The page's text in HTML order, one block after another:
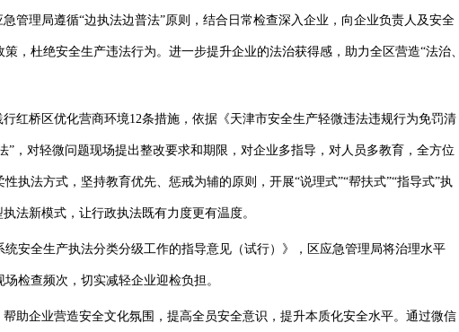
理局遵循“边执法边普法”原则，结合日常检查深入企业，向企业负责人及安全
，杜绝安全生产违法行为。进一步提升企业的法治获得感，助力全区营造“法治、
桥区优化营商环境12条措施，依据《天津市安全生产轻微违法违规行为免罚清
”，对轻微问题现场提出整改要求和期限，对企业多指导，对人员多教育，全方位
执法方式，坚持教育优先、惩戒为辅的原则，开展“说理式”“帮扶式”“指导式”执
法新模式，让行政执法既有力度更有温度。
全生产执法分类分级工作的指导意见（试行）》，区应急管理局将治理水平
检查频次，切实减轻企业迎检负担。
企业营造安全文化氛围，提高全员安全意识，提升本质化安全水平。通过微信